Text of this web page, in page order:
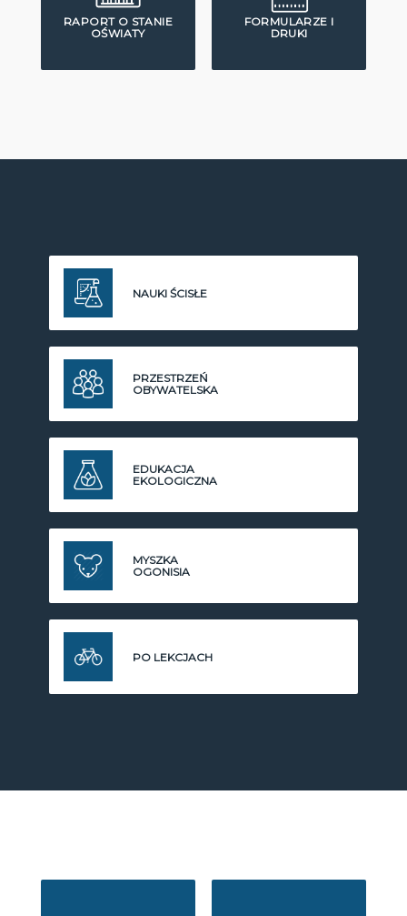
RAPORT O STANIE
OŚWIATY
FORMULARZE I
DRUKI
NAUKI ŚCISŁE
PRZESTRZEŃ
OBYWATELSKA
EDUKACJA
EKOLOGICZNA
MYSZKA
OGONISIA
PO LEKCJACH